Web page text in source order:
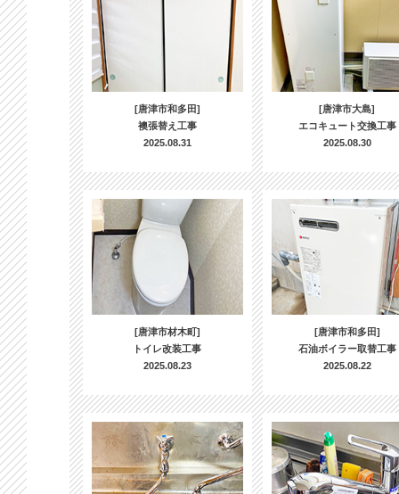
[唐津市和多田]
襖張替え工事
2025.08.31
[唐津市大島]
エコキュート交換工事
2025.08.30
[唐津市材木町]
トイレ改装工事
2025.08.23
[唐津市和多田]
石油ボイラー取替工事
2025.08.22